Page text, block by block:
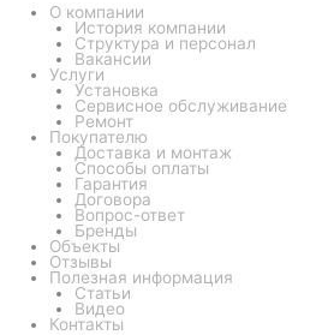
О компании
История компании
Структура и персонал
Вакансии
Услуги
Установка
Сервисное обслуживание
Ремонт
Покупателю
Доставка и монтаж
Способы оплаты
Гарантия
Договора
Вопрос-ответ
Бренды
Объекты
Отзывы
Полезная информация
Статьи
Видео
Контакты